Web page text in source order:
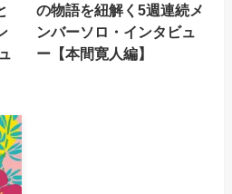
の物語を紐解く5週連続メ
ンバーソロ・インタビュ
ー【本間寛人編】